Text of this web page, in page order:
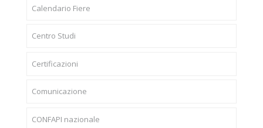
Calendario Fiere
Centro Studi
Certificazioni
Comunicazione
CONFAPI nazionale